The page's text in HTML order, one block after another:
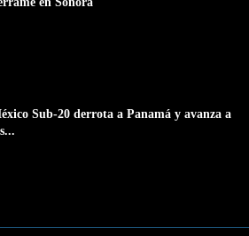
Sub-20 derrota a Panamá y avanza a